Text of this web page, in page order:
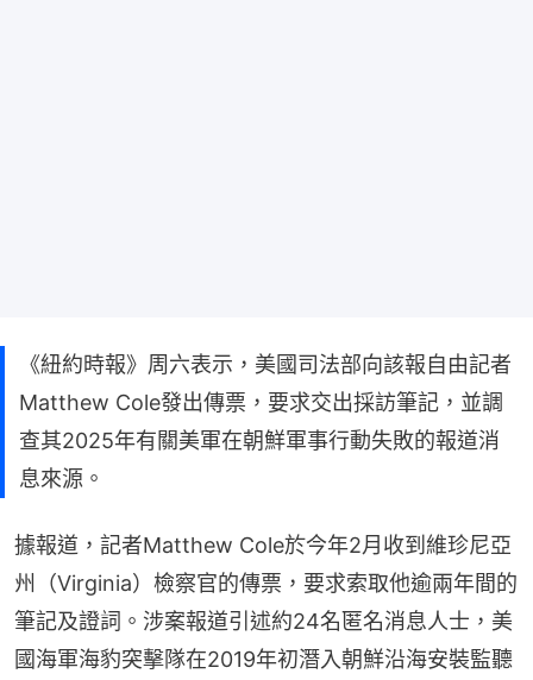
《紐約時報》周六表示，美國司法部向該報自由記者
Matthew Cole發出傳票，要求交出採訪筆記，並調
查其2025年有關美軍在朝鮮軍事行動失敗的報道消
息來源。
據報道，記者Matthew Cole於今年2月收到維珍尼亞
州（Virginia）檢察官的傳票，要求索取他逾兩年間的
筆記及證詞。涉案報道引述約24名匿名消息人士，美
國海軍海豹突擊隊在2019年初潛入朝鮮沿海安裝監聽